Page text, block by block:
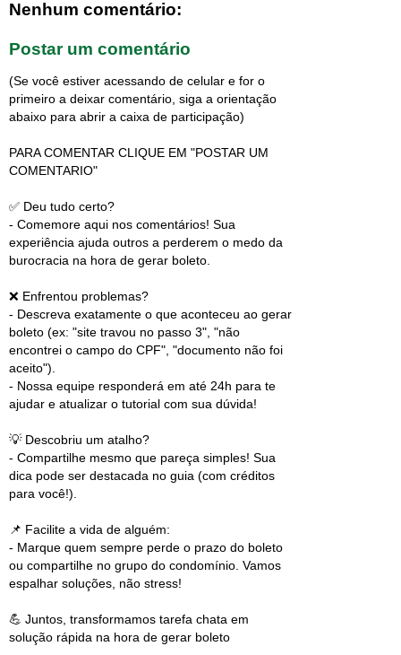
Nenhum comentário:
Postar um comentário
(Se você estiver acessando de celular e for o
primeiro a deixar comentário, siga a orientação
abaixo para abrir a caixa de participação)
PARA COMENTAR CLIQUE EM "POSTAR UM
COMENTARIO"
✅ Deu tudo certo?
- Comemore aqui nos comentários! Sua
experiência ajuda outros a perderem o medo da
burocracia na hora de gerar boleto.
❌ Enfrentou problemas?
- Descreva exatamente o que aconteceu ao gerar
boleto (ex: "site travou no passo 3", "não
encontrei o campo do CPF", "documento não foi
aceito").
- Nossa equipe responderá em até 24h para te
ajudar e atualizar o tutorial com sua dúvida!
💡 Descobriu um atalho?
- Compartilhe mesmo que pareça simples! Sua
dica pode ser destacada no guia (com créditos
para você!).
📌 Facilite a vida de alguém:
- Marque quem sempre perde o prazo do boleto
ou compartilhe no grupo do condomínio. Vamos
espalhar soluções, não stress!
💪 Juntos, transformamos tarefa chata em
solução rápida na hora de gerar boleto